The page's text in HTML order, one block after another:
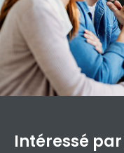
Intéressé par